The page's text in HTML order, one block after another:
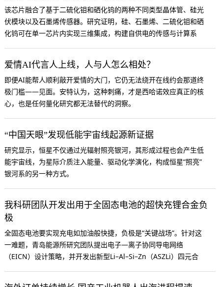
该芯片融合了基于二硫化钼和硒化钨的两种不同类型晶体管、硅光
伏模块以及石墨烯传感器。研究证明，硅、石墨烯、二硫化钼和硒
化钨可在单一芯片内实现三维集成，构建自供电的传感与计算系
爱情AI代言人上线，人与人怎么相处？
即便AI能帮人顺利敲开爱情的大门，它仍无法绕开在线约会那道终
极门槛——见面。安特认为，这种刺痛，才是西哈诺效应真正的核
心，也是任何量化研究都无法替代的洞察。
“中国天眼”发现低能宇宙线起源新证据
研究显示，恒星不仅通过光辐射照亮银河，其形成过程也会产生低
能宇宙线，为星际介质注入能量、驱动化学演化，构成恒星“照亮”
银河系的另一种方式。
我科研团队开发出用于全固态电池的超快充锂合金负
极
全固态电池要实现充电如加油般快捷，负极是“关键战场”。针对这
一难题，青岛能源所研究团队提出电子—离子协同导电网络
（EICN）设计策略，并开发出新型Li–Al–Si–Zn（ASZLi）四元合